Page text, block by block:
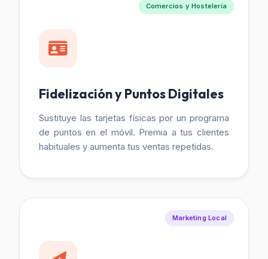
Comercios y Hostelería
Fidelización y Puntos Digitales
Sustituye las tarjetas físicas por un programa
de puntos en el móvil. Premia a tus clientes
habituales y aumenta tus ventas repetidas.
Marketing Local